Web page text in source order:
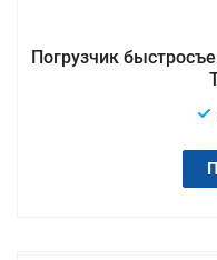
Погрузчик